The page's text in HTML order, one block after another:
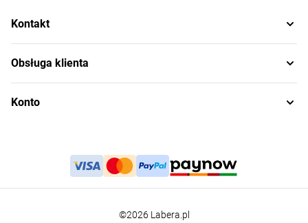
Kontakt
Obsługa klienta
Konto
©2026 Labera.pl